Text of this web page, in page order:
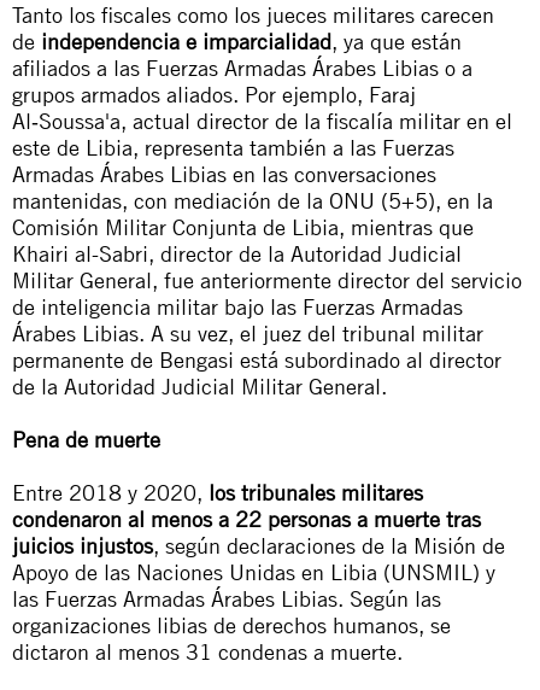
Tanto los fiscales como los jueces militares carecen
de independencia e imparcialidad, ya que están
afiliados a las Fuerzas Armadas Árabes Libias o a
grupos armados aliados. Por ejemplo, Faraj
Al‑Soussa'a, actual director de la fiscalía militar en el
este de Libia, representa también a las Fuerzas
Armadas Árabes Libias en las conversaciones
mantenidas, con mediación de la ONU (5+5), en la
Comisión Militar Conjunta de Libia, mientras que
Khairi al-Sabri, director de la Autoridad Judicial
Militar General, fue anteriormente director del servicio
de inteligencia militar bajo las Fuerzas Armadas
Árabes Libias. A su vez, el juez del tribunal militar
permanente de Bengasi está subordinado al director
de la Autoridad Judicial Militar General.
Pena de muerte
Entre 2018 y 2020, los tribunales militares
condenaron al menos a 22 personas a muerte tras
juicios injustos, según declaraciones de la Misión de
Apoyo de las Naciones Unidas en Libia (UNSMIL) y
las Fuerzas Armadas Árabes Libias. Según las
organizaciones libias de derechos humanos, se
dictaron al menos 31 condenas a muerte.